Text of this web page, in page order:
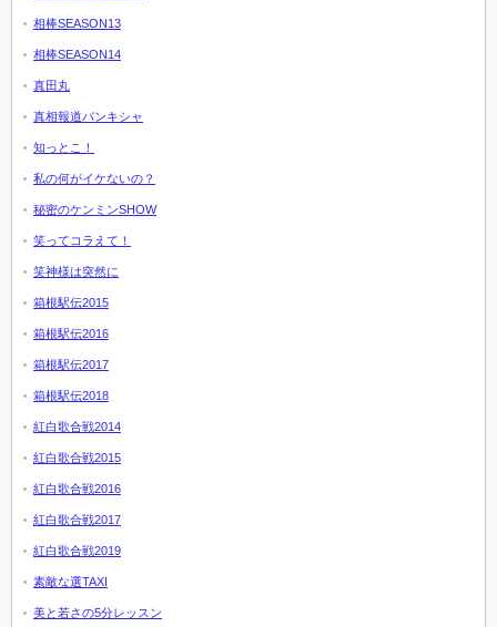
相棒SEASON13
相棒SEASON14
真田丸
真相報道バンキシャ
知っとこ！
私の何がイケないの？
秘密のケンミンSHOW
笑ってコラえて！
笑神様は突然に
箱根駅伝2015
箱根駅伝2016
箱根駅伝2017
箱根駅伝2018
紅白歌合戦2014
紅白歌合戦2015
紅白歌合戦2016
紅白歌合戦2017
紅白歌合戦2019
素敵な選TAXI
美と若さの5分レッスン